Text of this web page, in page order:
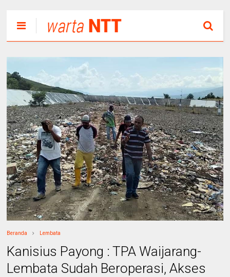
Beranda Lembata
Kanisius Payong : TPA Waijarang-
Lembata Sudah Beroperasi, Akses